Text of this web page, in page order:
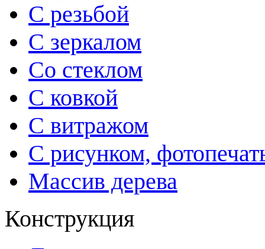
С резьбой
С зеркалом
Со стеклом
С ковкой
С витражом
С рисунком,
Массив дерева
Конструкция